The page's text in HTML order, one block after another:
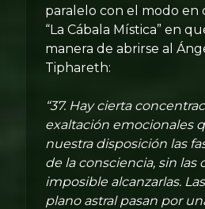
paralelo con el modo en
“La Cábala Mística” en
manera de abrirse al
Tiphareth:
“37. Hay cierta
exaltación emocionales
nuestra disposición las
de la consciencia, sin las
imposible alcanzarlas.
plano astral pasan por